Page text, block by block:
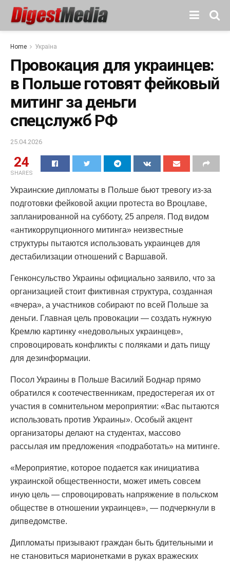
Home Україна
Провокация для украинцев:
в Польше готовят фейковый
митинг за деньги
спецслужб РФ
25.04.2026
24
SHARES
Украинские дипломаты в Польше бьют тревогу из-за
подготовки фейковой акции протеста во Вроцлаве,
запланированной на субботу, 25 апреля. Под видом
«антикоррупционного митинга» неизвестные
структуры пытаются использовать украинцев для
дестабилизации отношений с Варшавой.
Генконсульство Украины официально заявило, что за
организацией стоит фиктивная структура, созданная
«вчера», а участников собирают по всей Польше за
деньги. Главная цель провокации — создать нужную
Кремлю картинку «недовольных украинцев»,
спровоцировать конфликты с поляками и дать пищу
для дезинформации.
Посол Украины в Польше Василий Боднар прямо
обратился к соотечественникам, предостерегая их от
участия в сомнительном мероприятии: «Вас пытаются
использовать против Украины». Особый акцент
организаторы делают на студентах, массово
рассылая им предложения «подработать» на митинге.
«Мероприятие, которое подается как инициатива
украинской общественности, может иметь совсем
иную цель — спровоцировать напряжение в польском
обществе в отношении украинцев», — подчеркнули в
дипведомстве.
Дипломаты призывают граждан быть бдительными и
не становиться марионетками в руках вражеских